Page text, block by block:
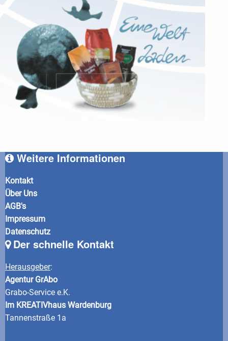
Weitere Informationen
Kontakt
Über Uns
AGB's
Impressum
Datenschutz
Der schnelle Kontakt
Herausgeber:
Agentur GrAbo
Grabo-Service e.K.
Im KREATIVhaus Wardenburg
Tannenstraße 1a